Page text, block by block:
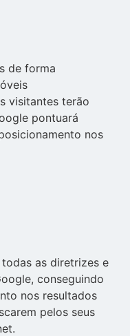
de forma
visitantes terão
pontuará
nos
as diretrizes e
conseguindo
nos resultados
pelos seus